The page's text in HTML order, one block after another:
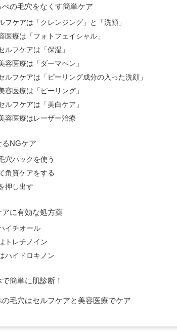
ぺの毛穴をなくす簡単ケア
フケアは「クレンジング」と「洗顔」
医療は「フォトフェイシャル」
ルフケアは「保湿」
容医療は「ダーマペン」
ルフケアは「ピーリング成分の入った洗顔」
容医療は「ピーリング」
ルフケアは「美白ケア」
容医療はレーザー治療
NGケア
穴パックを使う
角質ケアをする
押し出す
に有効な処方薬
イチオール
トレチノイン
ハイドロキノン
で簡単に肌診断！
毛穴はセルフケアと美容医療でケア